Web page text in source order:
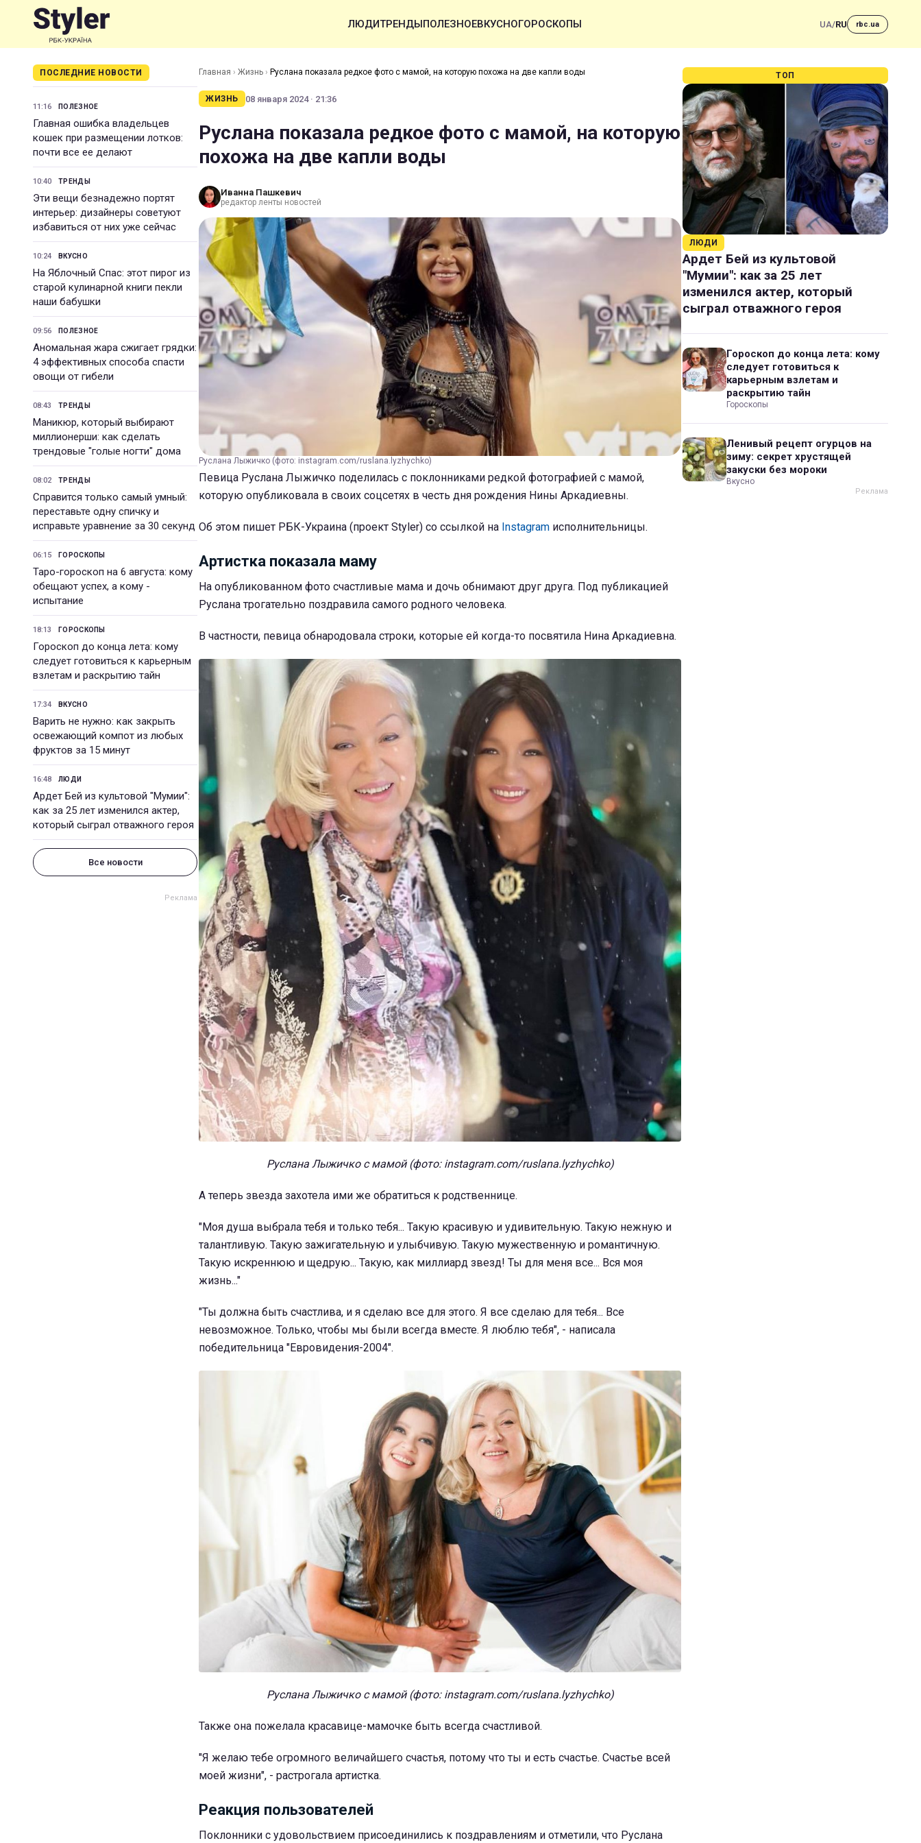
ЛЮДИТРЕНДЫПОЛЕЗНОЕВКУСНОГОРОСКОПЫ UA/RU rbc.ua
ПОСЛЕДНИЕ НОВОСТИ
11:16 ПОЛЕЗНОЕ
Главная ошибка владельцев
кошек при размещении лотков:
почти все ее делают
10:40 ТРЕНДЫ
Эти вещи безнадежно портят
интерьер: дизайнеры советуют
избавиться от них уже сейчас
10:24 ВКУСНО
На Яблочный Спас: этот пирог из
старой кулинарной книги пекли
наши бабушки
09:56 ПОЛЕЗНОЕ
Аномальная жара сжигает грядки:
4 эффективных способа спасти
овощи от гибели
08:43 ТРЕНДЫ
Маникюр, который выбирают
миллионерши: как сделать
трендовые "голые ногти" дома
08:02 ТРЕНДЫ
Справится только самый умный:
переставьте одну спичку и
исправьте уравнение за 30 секунд
06:15 ГОРОСКОПЫ
Таро-гороскоп на 6 августа: кому
обещают успех, а кому -
испытание
18:13 ГОРОСКОПЫ
Гороскоп до конца лета: кому
следует готовиться к карьерным
взлетам и раскрытию тайн
17:34 ВКУСНО
Варить не нужно: как закрыть
освежающий компот из любых
фруктов за 15 минут
16:48 ЛЮДИ
Ардет Бей из культовой "Мумии":
как за 25 лет изменился актер,
который сыграл отважного героя
Все новости
Главная › Жизнь › Руслана показала редкое фото с мамой, на которую похожа на две капли воды
ЖИЗНЬ 08 января 2024 · 21:36
Руслана показала редкое фото с мамой, на которую
похожа на две капли воды
Иванна Пашкевич
редактор ленты новостей
Руслана Лыжичко (фото: instagram.com/ruslana.lyzhychko)
Певица Руслана Лыжичко поделилась с поклонниками редкой фотографией с мамой,
которую опубликовала в своих соцсетях в честь дня рождения Нины Аркадиевны.
Об этом пишет РБК-Украина (проект Styler) со ссылкой на Instagram исполнительницы.
Артистка показала маму
На опубликованном фото счастливые мама и дочь обнимают друг друга. Под публикацией
Руслана трогательно поздравила самого родного человека.
В частности, певица обнародовала строки, которые ей когда-то посвятила Нина Аркадиевна.
Руслана Лыжичко с мамой (фото: instagram.com/ruslana.lyzhychko)
А теперь звезда захотела ими же обратиться к родственнице.
"Моя душа выбрала тебя и только тебя... Такую красивую и удивительную. Такую нежную и
талантливую. Такую зажигательную и улыбчивую. Такую мужественную и романтичную.
Такую искреннюю и щедрую... Такую, как миллиард звезд! Ты для меня все... Вся моя
жизнь..."
"Ты должна быть счастлива, и я сделаю все для этого. Я все сделаю для тебя... Все
невозможное. Только, чтобы мы были всегда вместе. Я люблю тебя", - написала
победительница "Евровидения-2004".
Руслана Лыжичко с мамой (фото: instagram.com/ruslana.lyzhychko)
Также она пожелала красавице-мамочке быть всегда счастливой.
"Я желаю тебе огромного величайшего счастья, потому что ты и есть счастье. Счастье всей
моей жизни", - растрогала артистка.
Реакция пользователей
Поклонники с удовольствием присоединились к поздравлениям и отметили, что Руслана
ТОП
ЛЮДИ
Ардет Бей из культовой
"Мумии": как за 25 лет
изменился актер, который
сыграл отважного героя
Гороскоп до конца лета: кому
следует готовиться к
карьерным взлетам и
раскрытию тайн
Гороскопы
Ленивый рецепт огурцов на
зиму: секрет хрустящей
закуски без мороки
Вкусно